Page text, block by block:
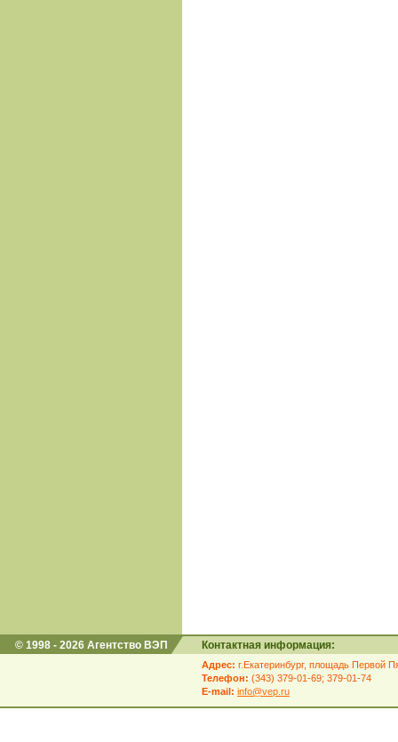
© 1998 - 2026 Агентство ВЭП Контактная информация:
Адрес: г.Екатеринбург, площадь Первой
Телефон: (343) 379-01-69; 379-01-74
E-mail: info@vep.ru